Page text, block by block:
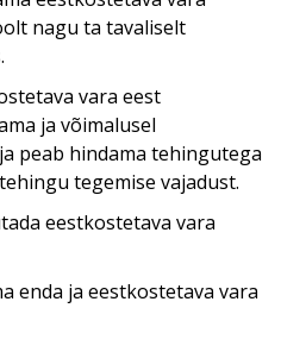
nagu ta tavaliselt
vara eest
ja võimalusel
peab hindama tehingutega
tegemise vajadust.
eestkostetava vara
enda ja eestkostetava vara